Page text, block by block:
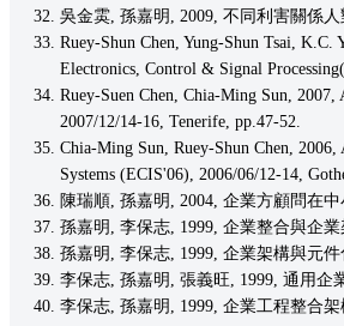
吳金雵, 孫嘉明, 2009, 不同利害關係
Ruey-Shun Chen, Yung-Shun Tsai,
Electronics, Control & Signal
Ruey-Suen Chen, Chia-Ming Sun,
2007/12/14-16, Tenerife, pp.47-52.
Chia-Ming Sun, Ruey-Shun Chen,
Systems (ECIS'06), 2006/06/12-14,
陳瑞順, 孫嘉明, 2004, 企業方顧問在
孫嘉明, 李保志, 1999, 企業整合與企
孫嘉明, 李保志, 1999, 企業架構與元
李保志, 孫嘉明, 張義旺, 1999, 通用企
李保志, 孫嘉明, 1999, 企業工程整合